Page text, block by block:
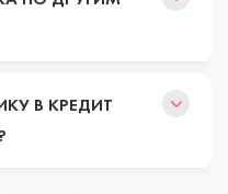
В КРЕДИТ